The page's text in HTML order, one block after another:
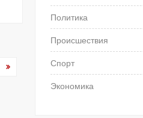
Политика
Происшествия
Спорт
Экономика